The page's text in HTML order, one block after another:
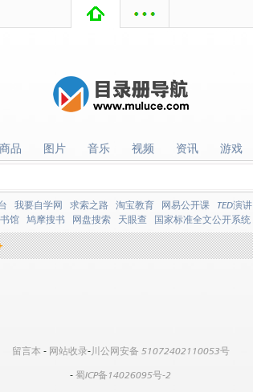
商品
商品 图片
图片 音乐
音乐 视频
视频 资讯
资讯 游戏
游戏
我要自学网 求索之路 淘宝教育 网易公开课 TED演讲
馆 鸠摩搜书 网盘搜索 天眼查 国家标准全文公开系统
留言本 - 网站收录-川公网安备 51072402110053号
- 蜀ICP备14026095号-2